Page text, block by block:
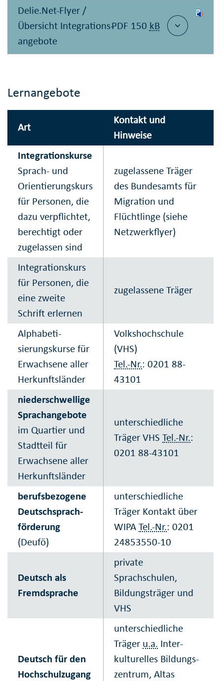
Delie.Net-Flyer /
Übersicht Integrations­
ange­bote
PDF 150 kB
Lernangebote
Art
Kontakt und
Hinweise
Integrationskurse
Sprach- und
Orien­tierungs­kurs
für Personen, die
dazu verpflichtet,
berechtigt oder
zugelassen sind
zugelassene Träger
des Bundesamts für
Migration und
Flüchtlinge (siehe
Netzwerk­flyer)
Integrations­kurs
für Personen, die
eine zweite
Schrift erlernen
zugelas­sene Träger
Alphabeti­
sierungs­kurse für
Erwachsene aller
Herkunfts­länder
Volkshoch­schule
(VHS)
Tel.-Nr.: 0201 88-
43101
nieder­schwellige
Sprach­angebote
im Quartier und
Stadtteil für
Erwachsene aller
Herkunfts­länder
unter­schied­liche
Träger VHS Tel.-Nr.:
0201 88-43101
berufsbezogene
Deutsch­sprach­
förderung
(Deufö)
unterschiedliche
Träger Kontakt über
WIPATel.-Nr.: 0201
24853550-10
Deutsch als
Fremdsprache
private
Sprachschulen,
Bildungsträger und
VHS
Deutsch für den
Hoch­schul­zugang
unterschiedliche
Träger u.a. Inter­
kulturelles Bildungs­
zentrum, Altas